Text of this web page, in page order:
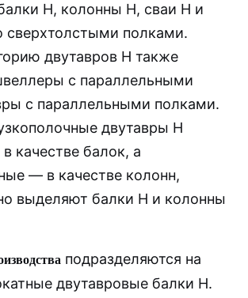
H, колонны H, сваи H и
сверхтолстыми полками.
двутавров H также
с параллельными
с параллельными полками.
двутавры H
качестве балок, а
— в качестве колонн,
выделяют балки H и колонны
подразделяются на
двутавровые балки H.